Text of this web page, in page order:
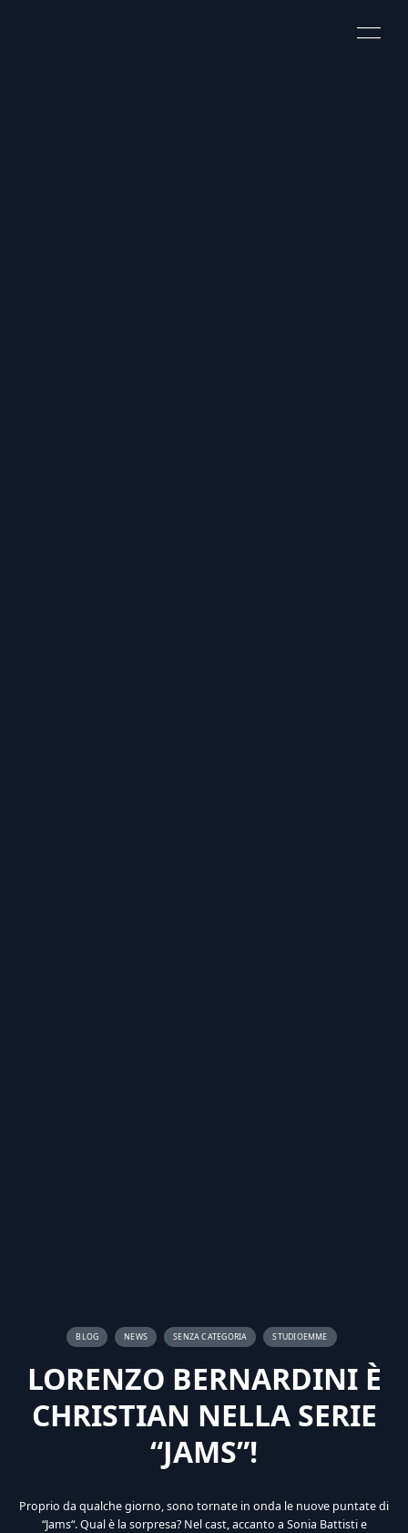
BLOG NEWS SENZA CATEGORIA STUDIOEMME
LORENZO BERNARDINI È
CHRISTIAN NELLA SERIE
“JAMS”!
Proprio da qualche giorno, sono tornate in onda le nuove puntate di
“Jams“. Qual è la sorpresa? Nel cast, accanto a Sonia Battisti e